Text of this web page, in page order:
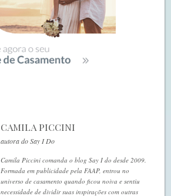
CAMILA PICCINI
autora do Say I Do
Camila Piccini comanda o blog Say I do desde 2009.
Formada em publicidade pela FAAP, entrou no
universo de casamento quando ficou noiva e sentiu
necessidade de dividir suas inspirações com outras